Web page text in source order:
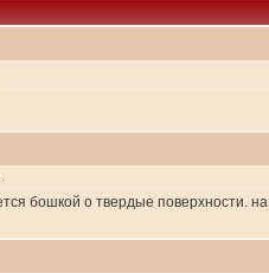
бошкой о твердые поверхности.